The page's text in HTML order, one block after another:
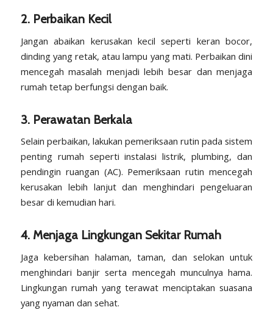
2. Perbaikan Kecil
Jangan abaikan kerusakan kecil seperti keran bocor,
dinding yang retak, atau lampu yang mati. Perbaikan dini
mencegah masalah menjadi lebih besar dan menjaga
rumah tetap berfungsi dengan baik.
3. Perawatan Berkala
Selain perbaikan, lakukan pemeriksaan rutin pada sistem
penting rumah seperti instalasi listrik, plumbing, dan
pendingin ruangan (AC). Pemeriksaan rutin mencegah
kerusakan lebih lanjut dan menghindari pengeluaran
besar di kemudian hari.
4. Menjaga Lingkungan Sekitar Rumah
Jaga kebersihan halaman, taman, dan selokan untuk
menghindari banjir serta mencegah munculnya hama.
Lingkungan rumah yang terawat menciptakan suasana
yang nyaman dan sehat.